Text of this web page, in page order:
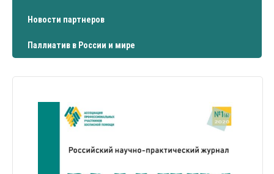
Новости партнеров
Паллиатив в России и мире